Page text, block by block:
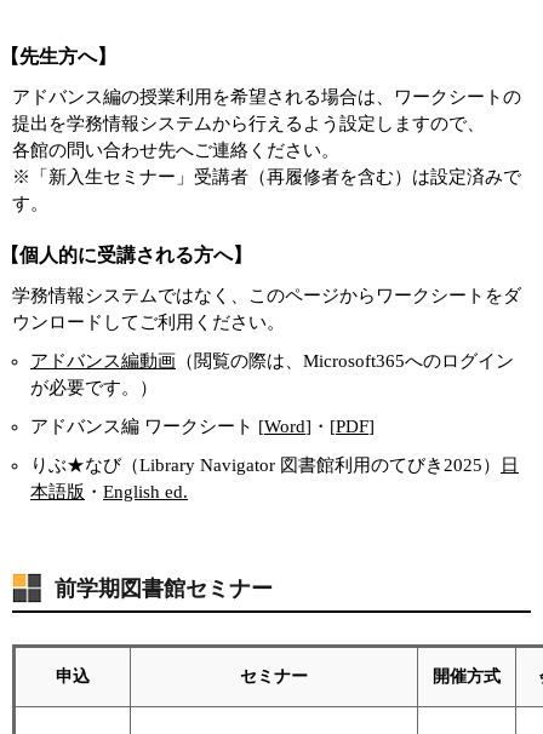
【先生方へ】
アドバンス編の授業利用を希望される場合は、ワークシートの
提出を学務情報システムから行えるよう設定しますので、
各館の問い合わせ先へご連絡ください。
※「新入生セミナー」受講者（再履修者を含む）は設定済みで
す。
【個人的に受講される方へ】
学務情報システムではなく、このページからワークシートをダ
ウンロードしてご利用ください。
アドバンス編動画 （閲覧の際は、Microsoft365へのログイン
が必要です。）
アドバンス編 ワークシート [Word]・[PDF]
りぶ★なび（Library Navigator 図書館利用のてびき2025）
日
本語版 ・ English ed.
前学期図書館セミナー
申込 セミナー 開催方式